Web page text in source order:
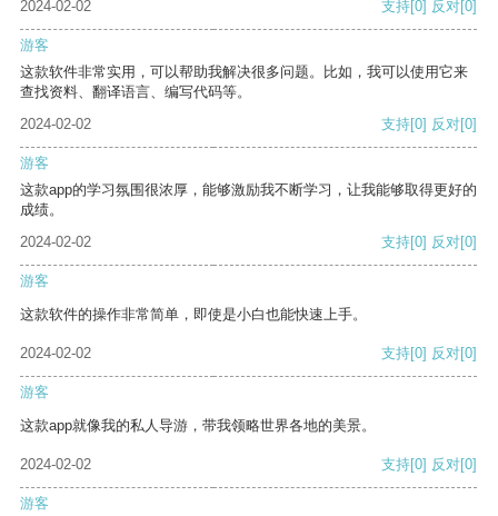
2024-02-02 支持[0] 反对[0]
游客
这款软件非常实用，可以帮助我解决很多问题。比如，我可以使用它来
查找资料、翻译语言、编写代码等。
2024-02-02
支持[0] 反对[0]
游客
这款app的学习氛围很浓厚，能够激励我不断学习，让我能够取得更好的
成绩。
2024-02-02
支持[0] 反对[0]
游客
这款软件的操作非常简单，即使是小白也能快速上手。
2024-02-02 支持[0] 反对[0]
游客
这款app就像我的私人导游，带我领略世界各地的美景。
2024-02-02 支持[0] 反对[0]
游客